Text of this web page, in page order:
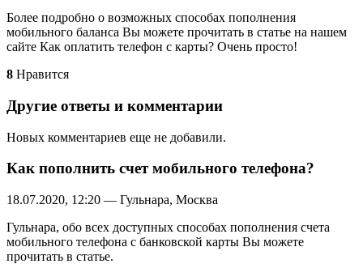
Более подробно о возможных способах пополнения
мобильного баланса Вы можете прочитать в статье на нашем
сайте Как оплатить телефон с карты? Очень просто!
8 Нравится
Другие ответы и комментарии
Новых комментариев еще не добавили.
Как пополнить счет мобильного телефона?
18.07.2020, 12:20 — Гульнара, Москва
Гульнара, обо всех доступных способах пополнения счета
мобильного телефона с банковской карты Вы можете
прочитать в статье.